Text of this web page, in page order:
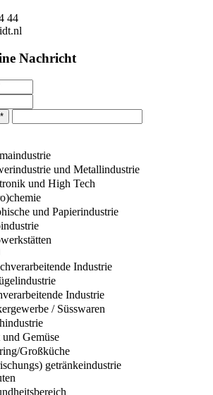
44
Nachricht
und Metallindustrie
und High Tech
und Papierindustrie
Industrie
Industrie
/ Süsswaren
und Gemüse
Großküche
getränkeindustrie